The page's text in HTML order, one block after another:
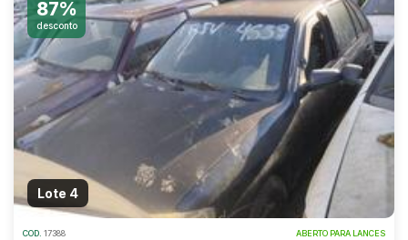
87%
desconto
Lote 4
COD. 17388 ABERTO PARA LANCES